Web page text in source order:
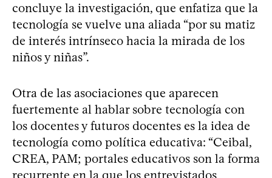
concluye la investigación, que enfatiza que la
tecnología se vuelve una aliada “por su matiz
de interés intrínseco hacia la mirada de los
niños y niñas”.
Otra de las asociaciones que aparecen
fuertemente al hablar sobre tecnología con
los docentes y futuros docentes es la idea de
tecnología como política educativa: “Ceibal,
CREA, PAM; portales educativos son la forma
recurrente en la que los entrevistados